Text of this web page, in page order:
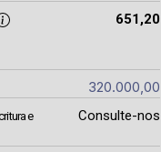
651,20
320.000,00
e
Consulte-nos